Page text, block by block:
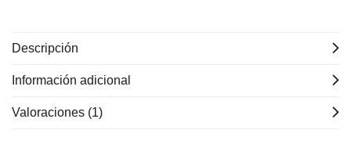
Descripción
Información adicional
Valoraciones (1)